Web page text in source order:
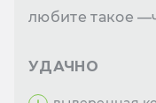
любите такое
УДАЧНО